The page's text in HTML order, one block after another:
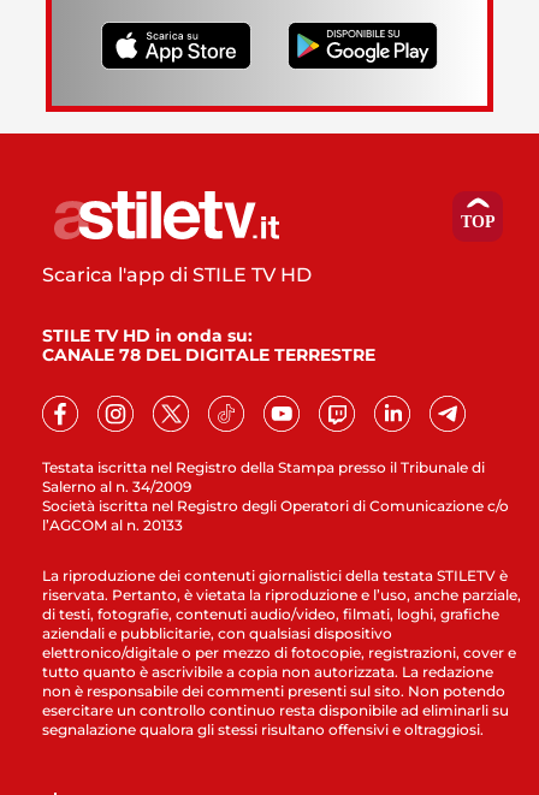
Testata iscritta nel Registro della Stampa presso il Tribunale di
Salerno al n. 34/2009
Società iscritta nel Registro degli Operatori di Comunicazione c/o
l’AGCOM al n. 20133
Scarica l'app di STILE TV HD
STILE TV HD in onda su:
CANALE 78 DEL DIGITALE TERRESTRE
La riproduzione dei contenuti giornalistici della testata STILETV è
riservata. Pertanto, è vietata la riproduzione e l’uso, anche parziale,
di testi, fotografie, contenuti audio/video, filmati, loghi, grafiche
aziendali e pubblicitarie, con qualsiasi dispositivo
elettronico/digitale o per mezzo di fotocopie, registrazioni, cover e
tutto quanto è ascrivibile a copia non autorizzata. La redazione
non è responsabile dei commenti presenti sul sito. Non potendo
esercitare un controllo continuo resta disponibile ad eliminarli su
segnalazione qualora gli stessi risultano offensivi e oltraggiosi.